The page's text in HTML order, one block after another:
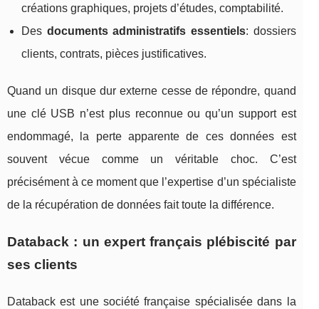
créations graphiques, projets d’études, comptabilité.
Des documents administratifs essentiels: dossiers
clients, contrats, pièces justificatives.
Quand un disque dur externe cesse de répondre, quand
une clé USB n’est plus reconnue ou qu’un support est
endommagé, la perte apparente de ces données est
souvent vécue comme un véritable choc. C’est
précisément à ce moment que l’expertise d’un spécialiste
de la récupération de données fait toute la différence.
Databack : un expert français plébiscité par
ses clients
Databack est une société française spécialisée dans la